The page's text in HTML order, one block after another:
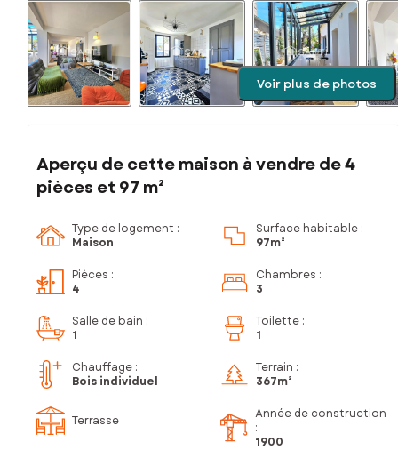
Voir plus de photos
Aperçu de cette maison à vendre de 4
pièces et 97 m²
Type de logement :
Maison
Surface habitable :
97m²
Pièces :
4
Chambres :
3
Salle de bain :
1
Toilette :
1
Chauffage :
Bois individuel
Terrain :
367m²
Terrasse
Année de construction
:
1900